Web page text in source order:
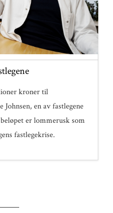
kroner til
en av fastlegene
er lommerusk som
fastlegekrise.